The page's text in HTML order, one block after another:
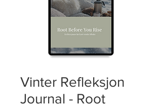
Vinter Refleksjon
Journal - Root